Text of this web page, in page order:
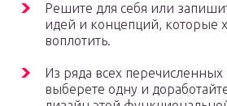
Решите для себя или
идей и концепций, которые
воплотить.
Из ряда всех перечисленных
выберете одну и